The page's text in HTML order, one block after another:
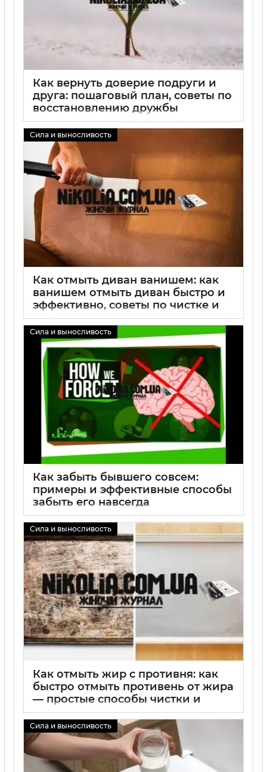
Как вернуть доверие подруги и
друга: пошаговый план, советы по
восстановлению дружбы
Сила и выносливость
Как отмыть диван ванишем: как
ванишем отмыть диван быстро и
эффективно, советы по чистке и
удалению пятен
02 09 2025 0
Сила и выносливость
Как забыть бывшего совсем:
примеры и эффективные способы
забыть его навсегда
Сила и выносливость
Как отмыть жир с противня: как
быстро отмыть противень от жира
— простые способы чистки и
советы по уходу
02 09 2025 0
Сила и выносливость